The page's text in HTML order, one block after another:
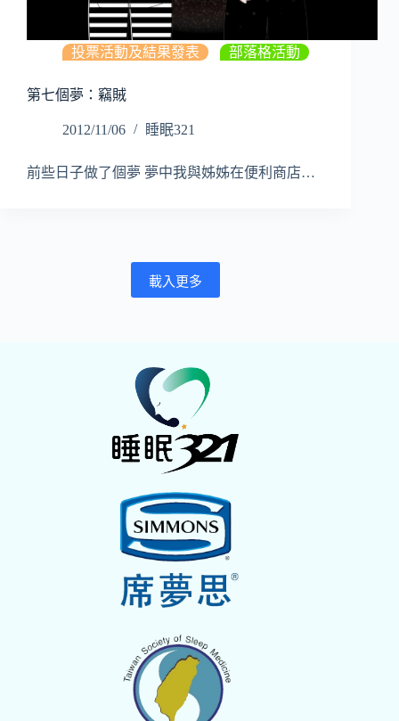
投票活動及結果發表 部落格活動
第七個夢：竊賊
2012/11/06 睡眠321
前些日子做了個夢 夢中我與姊姊在便利商店…
載入更多